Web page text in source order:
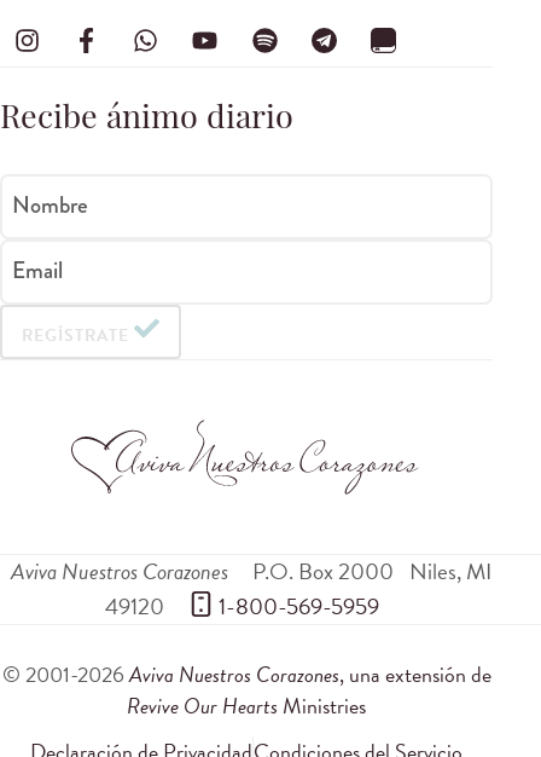
Recibe ánimo diario
Nombre
Email
REGÍSTRATE
Aviva Nuestros Corazones P.O. Box 2000 Niles,MI
49120
1-800-569-5959
© 2001-2026Aviva Nuestros Corazones, una extensión de
Revive Our Hearts Ministries